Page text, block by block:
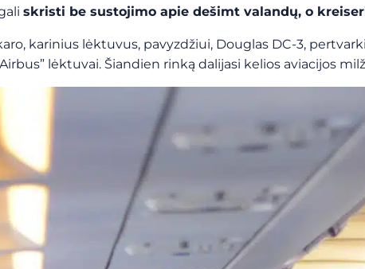
skristi be sustojimo apie dešimt valandų, o
karinius lėktuvus, pavyzdžiui, Douglas DC-3,
lėktuvai. Šiandien rinką dalijasi kelios aviacijos